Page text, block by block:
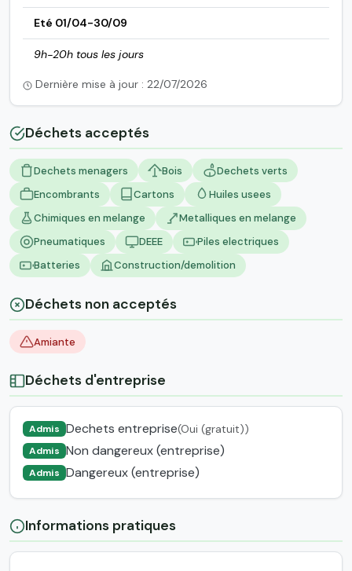
Eté 01/04-30/09
9h-20h tous les jours
Dernière mise à jour : 22/07/2026
Déchets acceptés
Dechets menagers Bois
Dechets verts
Encombrants
Cartons
Huiles usees
Chimiques en melange
Metalliques en melange
Pneumatiques
DEEE
Piles electriques
Batteries
Construction/demolition
Déchets non acceptés
Amiante
Déchets d'entreprise
Admis Dechets entreprise(Oui (gratuit))
Admis Non dangereux (entreprise)
Admis Dangereux (entreprise)
Informations pratiques